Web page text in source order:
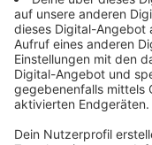
vorsichtshalber
komplett
wurden und
Nach Aussage
Forensikers wurden
Daten von Kunden,